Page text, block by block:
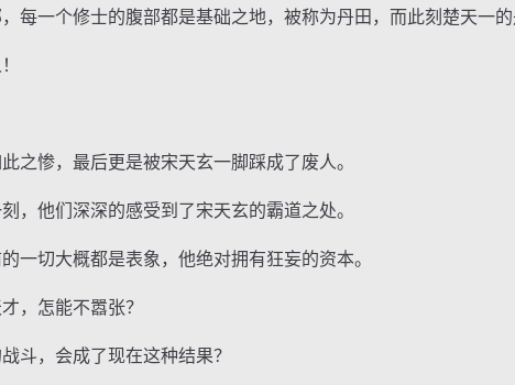
一个修士的腹部都是基础之地，被称为丹田，而此刻楚天一的
惨，最后更是被宋天玄一脚踩成了废人。
他们深深的感受到了宋天玄的霸道之处。
切大概都是表象，他绝对拥有狂妄的资本。
怎能不嚣张？
，会成了现在这种结果？